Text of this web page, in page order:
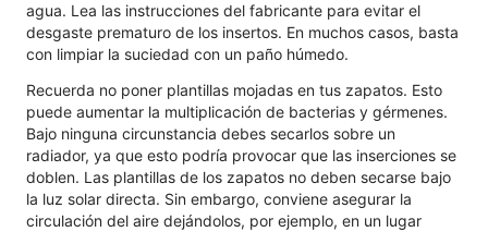
agua. Lea las instrucciones del fabricante para evitar el
desgaste prematuro de los insertos. En muchos casos, basta
con limpiar la suciedad con un paño húmedo.
Recuerda no poner plantillas mojadas en tus zapatos. Esto
puede aumentar la multiplicación de bacterias y gérmenes.
Bajo ninguna circunstancia debes secarlos sobre un
radiador, ya que esto podría provocar que las inserciones se
doblen. Las plantillas de los zapatos no deben secarse bajo
la luz solar directa. Sin embargo, conviene asegurar la
circulación del aire dejándolos, por ejemplo, en un lugar